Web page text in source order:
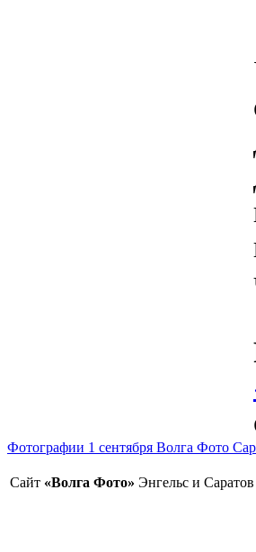
Фотографии 1 сентября Волга Фото
Сайт «Волга Фото» Энгельс и Саратов